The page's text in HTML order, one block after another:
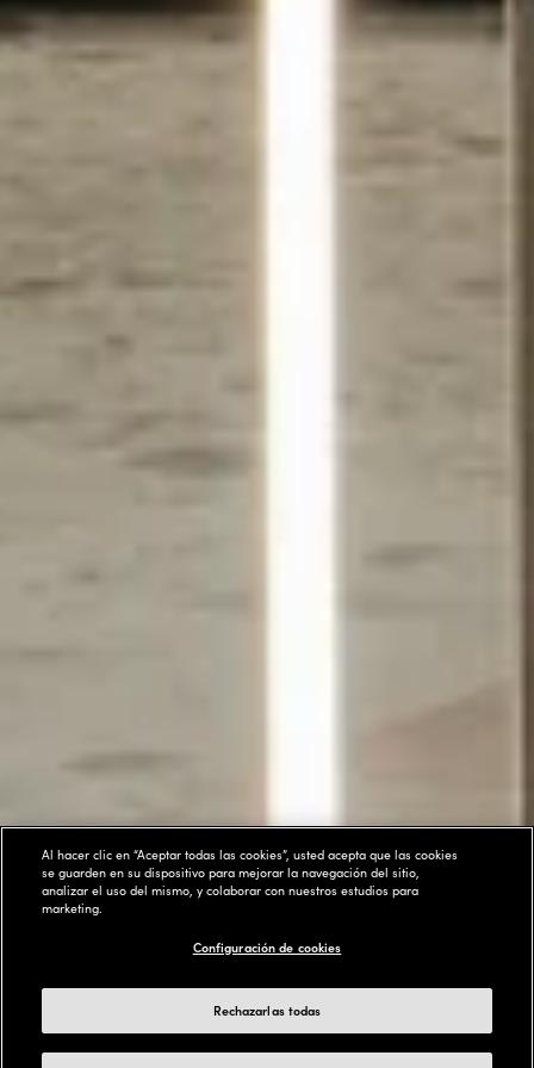
Al hacer clic en “Aceptar todas las cookies”, usted acepta que las cookies
se guarden en su dispositivo para mejorar la navegación del sitio,
analizar el uso del mismo, y colaborar con nuestros estudios para
marketing.
Configuración de cookies
Rechazarlas todas